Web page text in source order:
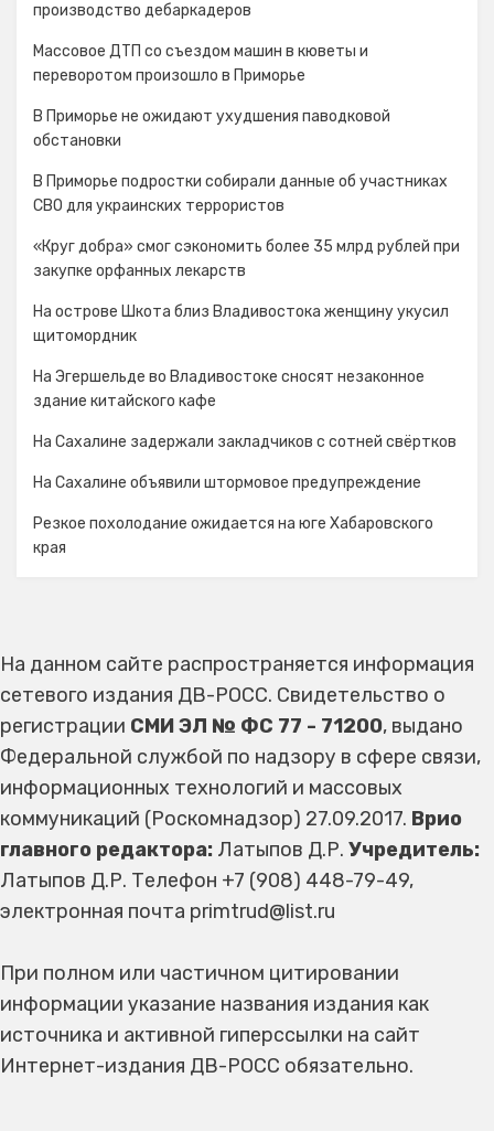
производство дебаркадеров
Массовое ДТП со съездом машин в кюветы и
переворотом произошло в Приморье
В Приморье не ожидают ухудшения паводковой
обстановки
В Приморье подростки собирали данные об участниках
СВО для украинских террористов
«Круг добра» смог сэкономить более 35 млрд рублей при
закупке орфанных лекарств
На острове Шкота близ Владивостока женщину укусил
щитомордник
На Эгершельде во Владивостоке сносят незаконное
здание китайского кафе
На Сахалине задержали закладчиков с сотней свёртков
На Сахалине объявили штормовое предупреждение
Резкое похолодание ожидается на юге Хабаровского
края
На данном сайте распространяется информация
сетевого издания ДВ-РОСС. Свидетельство о
регистрации СМИ ЭЛ № ФС 77 - 71200, выдано
Федеральной службой по надзору в сфере связи,
информационных технологий и массовых
коммуникаций (Роскомнадзор) 27.09.2017. Врио
главного редактора: Латыпов Д.Р. Учредитель:
Латыпов Д.Р. Телефон +7 (908) 448-79-49,
электронная почта primtrud@list.ru
При полном или частичном цитировании
информации указание названия издания как
источника и активной гиперссылки на сайт
Интернет-издания ДВ-РОСС обязательно.